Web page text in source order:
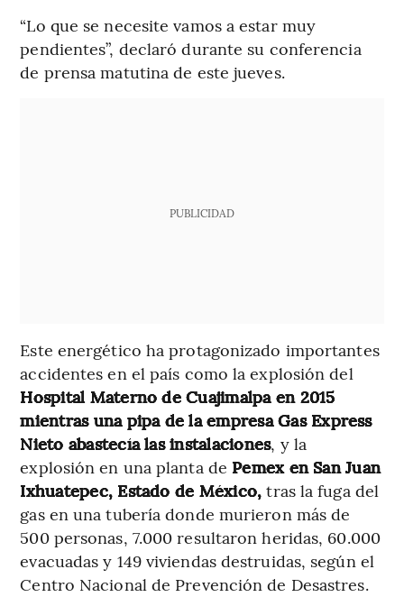
“Lo que se necesite vamos a estar muy
pendientes”, declaró durante su conferencia
de prensa matutina de este jueves.
PUBLICIDAD
Este energético ha protagonizado importantes
accidentes en el país como la explosión del
Hospital Materno de Cuajimalpa en 2015
mientras una pipa de la empresa Gas Express
Nieto abastecía las instalaciones, y la
explosión en una planta de Pemex en San Juan
Ixhuatepec, Estado de México, tras la fuga del
gas en una tubería donde murieron más de
500 personas, 7.000 resultaron heridas, 60.000
evacuadas y 149 viviendas destruidas, según el
Centro Nacional de Prevención de Desastres.